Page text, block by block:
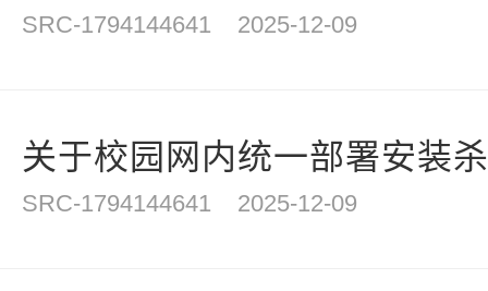
SRC-1794144641 2025-12-09
关于校园网内统一部署安装
SRC-1794144641 2025-12-09